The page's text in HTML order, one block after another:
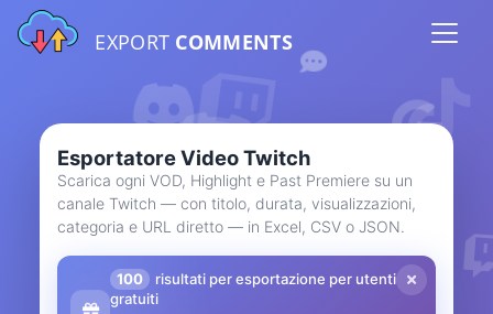
EXPORT COMMENTS
Esportatore Video Twitch
Scarica ogni VOD, Highlight e Past Premiere su un
canale Twitch — con titolo, durata, visualizzazioni,
categoria e URL diretto — in Excel, CSV o JSON.
100
risultati per esportazione per utenti
gratuiti